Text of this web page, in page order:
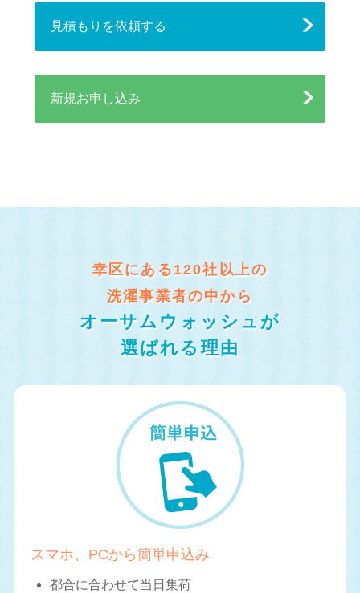
見積もりを依頼する
新規お申し込み
幸区にある120社以上の
洗濯事業者の中から
オーサムウォッシュが
選ばれる理由
スマホ、PCから簡単申込み
都合に合わせて当日集荷